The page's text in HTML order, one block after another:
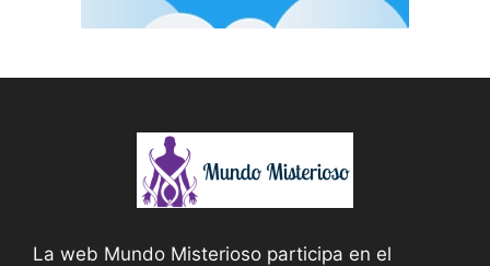
La web Mundo Misterioso participa en el